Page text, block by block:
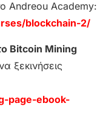
Andreou Academy:
blockchain-2/
Bitcoin Mining
ξεκινήσεις
page-ebook-